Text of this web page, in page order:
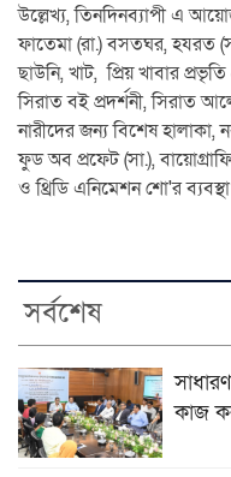
উল্লেখ্য, তিনদিনব্যাপী এ
ফাতেমা (রা.) বসতঘর, হযরত
ছাউনি, খাট, প্রিয় খাবার
সিরাত বই প্রদর্শনী, সিরাত
নারীদের জন্য বিশেষ
ফুড অব প্রফেট (সা.),
ও থ্রিডি এনিমেশন শো'র
সর্বশেষ
কাজ